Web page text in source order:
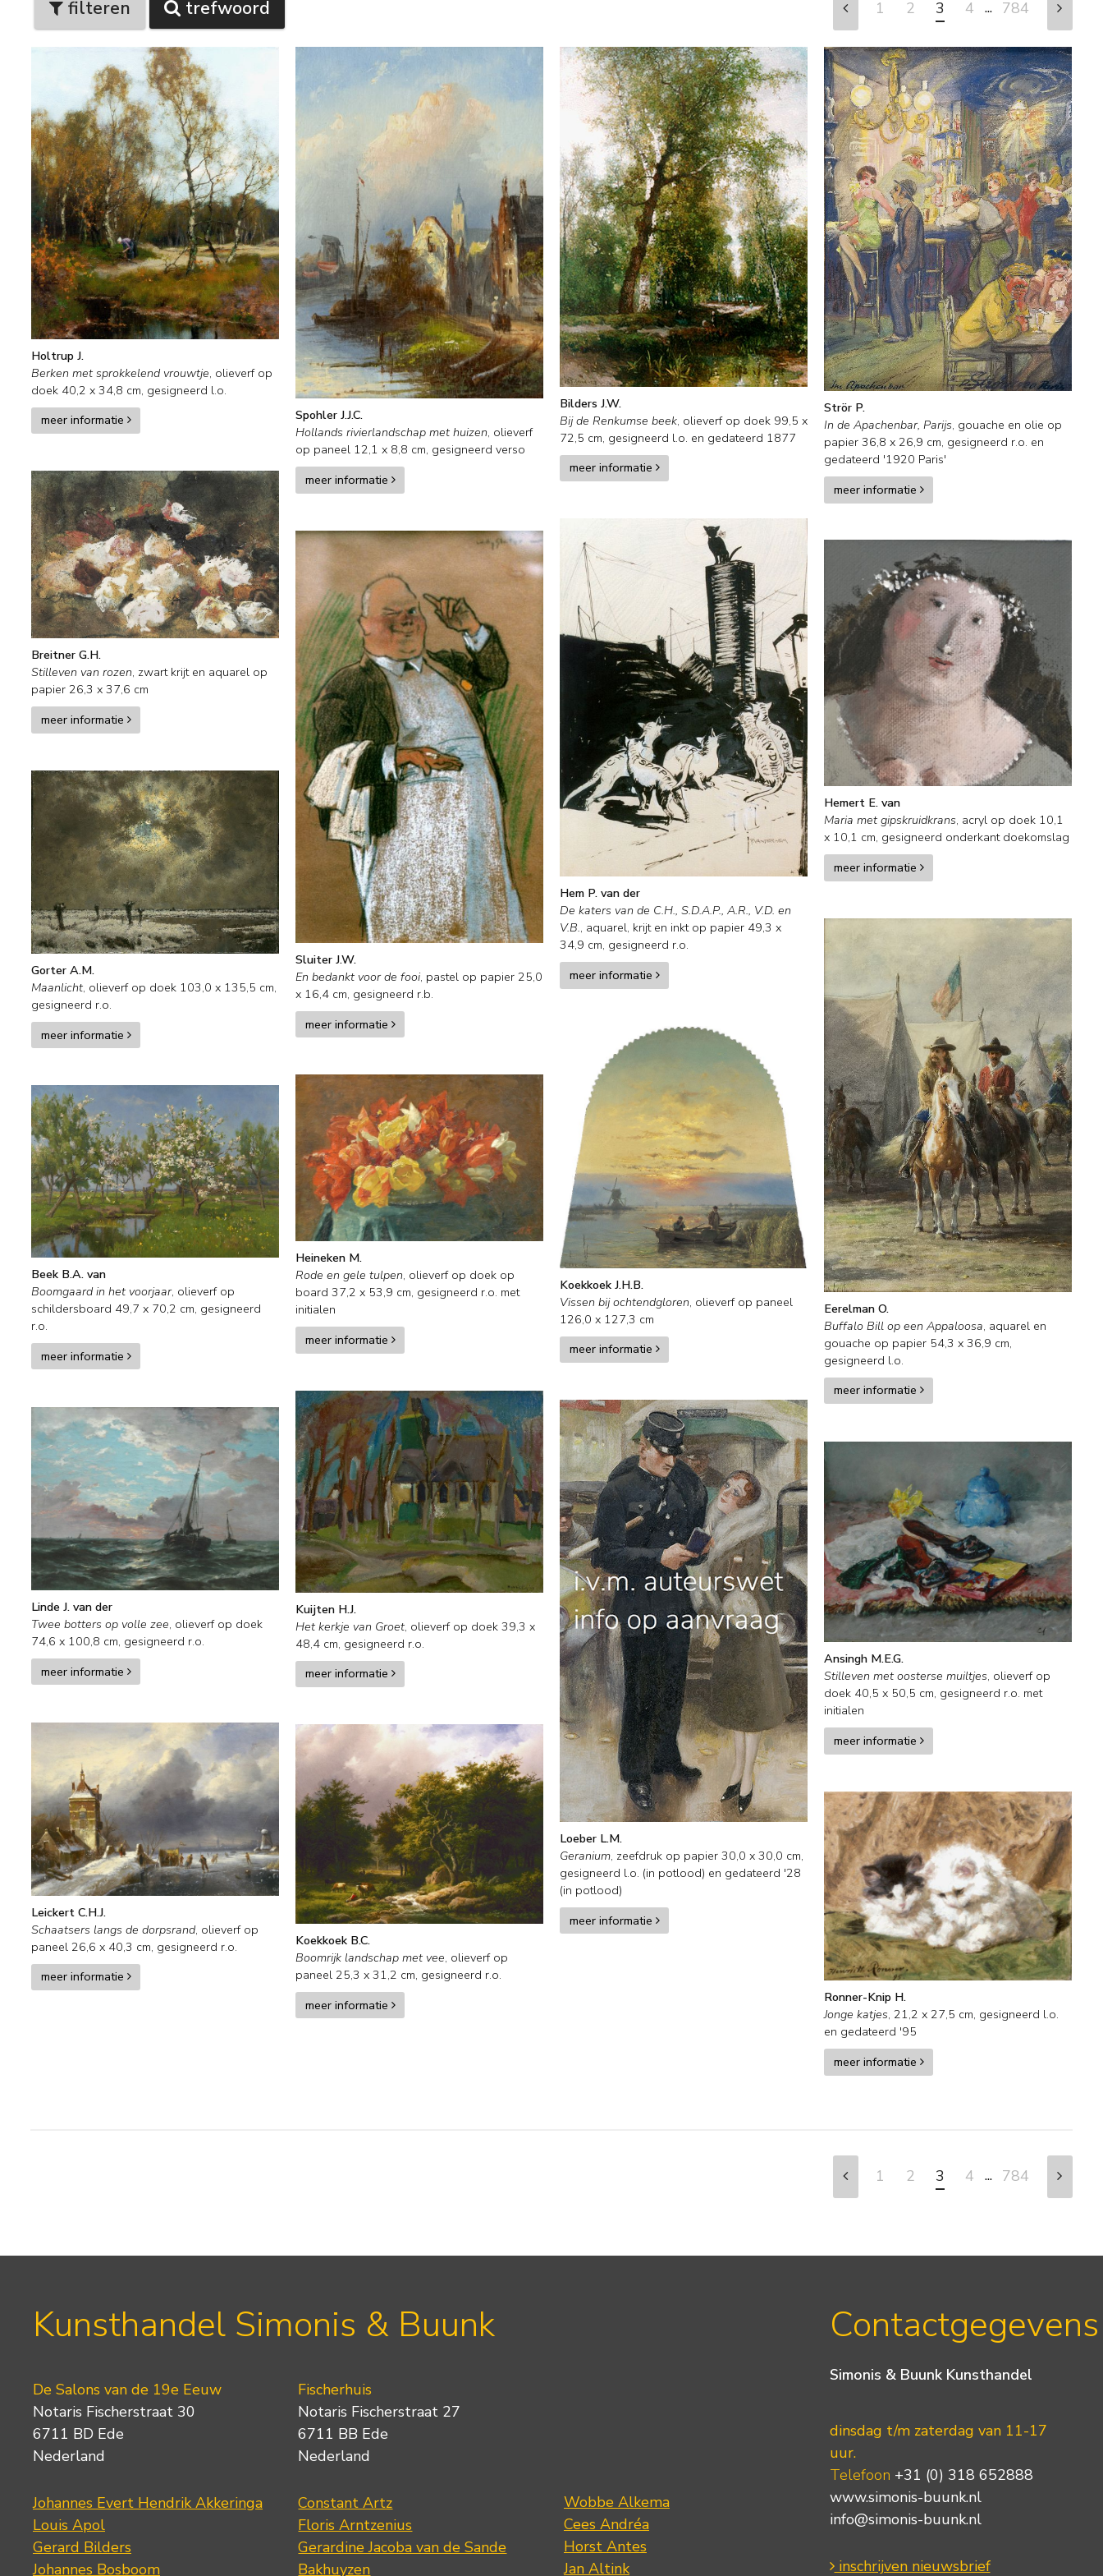
1 2 3 4 ... 784
filteren trefwoord
Holtrup J.
Berken met sprokkelend vrouwtje, olieverf op
doek 40,2 x 34,8 cm, gesigneerd l.o.
meer informatie
Spohler J.J.C.
Hollands rivierlandschap met huizen, olieverf
op paneel 12,1 x 8,8 cm, gesigneerd verso
meer informatie
Bilders J.W.
Bij de Renkumse beek, olieverf op doek 99,5 x
72,5 cm, gesigneerd l.o. en gedateerd 1877
meer informatie
Strör P.
In de Apachenbar, Parijs, gouache en olie op
papier 36,8 x 26,9 cm, gesigneerd r.o. en
gedateerd '1920 Paris'
meer informatie
Breitner G.H.
Stilleven van rozen, zwart krijt en aquarel op
papier 26,3 x 37,6 cm
meer informatie
Hem P. van der
De katers van de C.H., S.D.A.P., A.R., V.D. en
V.B., aquarel, krijt en inkt op papier 49,3 x
34,9 cm, gesigneerd r.o.
meer informatie
Sluiter J.W.
En bedankt voor de fooi, pastel op papier 25,0
x 16,4 cm, gesigneerd r.b.
meer informatie
Hemert E. van
Maria met gipskruidkrans, acryl op doek 10,1
x 10,1 cm, gesigneerd onderkant doekomslag
meer informatie
Gorter A.M.
Maanlicht, olieverf op doek 103,0 x 135,5 cm,
gesigneerd r.o.
meer informatie
Eerelman O.
Buffalo Bill op een Appaloosa, aquarel en
gouache op papier 54,3 x 36,9 cm,
gesigneerd l.o.
meer informatie
Koekkoek J.H.B.
Vissen bij ochtendgloren, olieverf op paneel
126,0 x 127,3 cm
meer informatie
Heineken M.
Rode en gele tulpen, olieverf op doek op
board 37,2 x 53,9 cm, gesigneerd r.o. met
initialen
meer informatie
Beek B.A. van
Boomgaard in het voorjaar, olieverf op
schildersboard 49,7 x 70,2 cm, gesigneerd
r.o.
meer informatie
Kuijten H.J.
Het kerkje van Groet, olieverf op doek 39,3 x
48,4 cm, gesigneerd r.o.
meer informatie
Loeber L.M.
Geranium, zeefdruk op papier 30,0 x 30,0 cm,
gesigneerd l.o. (in potlood) en gedateerd '28
(in potlood)
meer informatie
Linde J. van der
Twee botters op volle zee, olieverf op doek
74,6 x 100,8 cm, gesigneerd r.o.
meer informatie
Ansingh M.E.G.
Stilleven met oosterse muiltjes, olieverf op
doek 40,5 x 50,5 cm, gesigneerd r.o. met
initialen
meer informatie
Leickert C.H.J.
Schaatsers langs de dorpsrand, olieverf op
paneel 26,6 x 40,3 cm, gesigneerd r.o.
meer informatie
Koekkoek B.C.
Boomrijk landschap met vee, olieverf op
paneel 25,3 x 31,2 cm, gesigneerd r.o.
meer informatie
Ronner-Knip H.
Jonge katjes, 21,2 x 27,5 cm, gesigneerd l.o.
en gedateerd '95
meer informatie
1 2 3 4 ... 784
Kunsthandel Simonis & Buunk
De Salons van de 19e Eeuw
Notaris Fischerstraat 30
6711 BD Ede
Nederland
Johannes Evert Hendrik Akkeringa
Louis Apol
Gerard Bilders
Johannes Bosboom
Fischerhuis
Notaris Fischerstraat 27
6711 BB Ede
Nederland
Constant Artz
Floris Arntzenius
Gerardine Jacoba van de Sande
Bakhuyzen
Wobbe Alkema
Cees Andréa
Horst Antes
Jan Altink
Contactgegevens
Simonis & Buunk Kunsthandel
dinsdag t/m zaterdag van 11-17
uur.
Telefoon +31 (0) 318 652888
www.simonis-buunk.nl
info@simonis-buunk.nl
inschrijven nieuwsbrief